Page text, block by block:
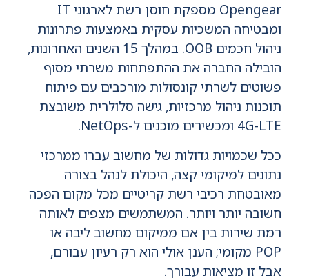
Opengear מספקת חוסן רשת לארגוני IT
ומבטיחה המשכיות עסקית באמצעות פתרונות
ניהול חכמים OOB. במהלך 15 השנים האחרונות,
הובילה החברה את ההתפתחות משרתי מסוף
פשוטים לשרתי קונסולות מורכבים עם פיתוח
תוכנות ניהול מרכזיות, גישה סלולרית משובצת
4G-LTE ומכשירים מוכנים ל-NetOps.
ככל שכמויות גדולות של מחשוב עברו ממרכזי
נתונים למיקומי קצה, היכולת לנהל בצורה
מאובטחת רכיבי רשת קריטיים מכל מקום הפכה
חשובה יותר ויותר. המשתמשים מצפים לאותה
רמת שירות בין אם ממיקום מחשוב ליבה או
POP מקומי; הענן אולי הוא רק רעיון עבורם,
אבל זו מציאות עבורך.